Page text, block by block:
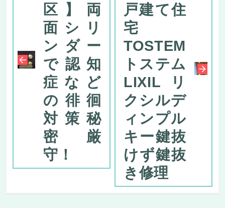
区】両
面シリ
ンダー
で認知
症など
の徘徊
対策秘
密厳
守！
戸建て住
宅
TOSTEM
トステム
LIXILリ
クシルデ
ィンプル
キー鍵抜
けず鍵抜
き修理